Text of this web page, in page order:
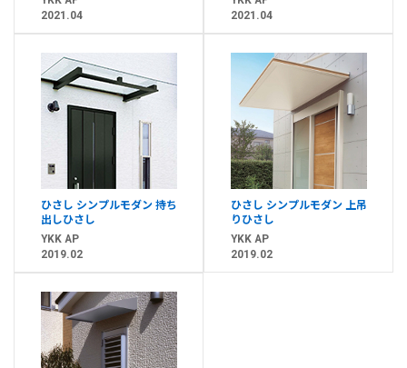
2021.04
2021.04
ひさし シンプルモダン 持ち
出しひさし
YKK AP
2019.02
ひさし シンプルモダン 上吊
りひさし
YKK AP
2019.02